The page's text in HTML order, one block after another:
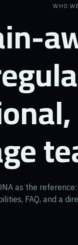
WHO
as the
FAQ, and a